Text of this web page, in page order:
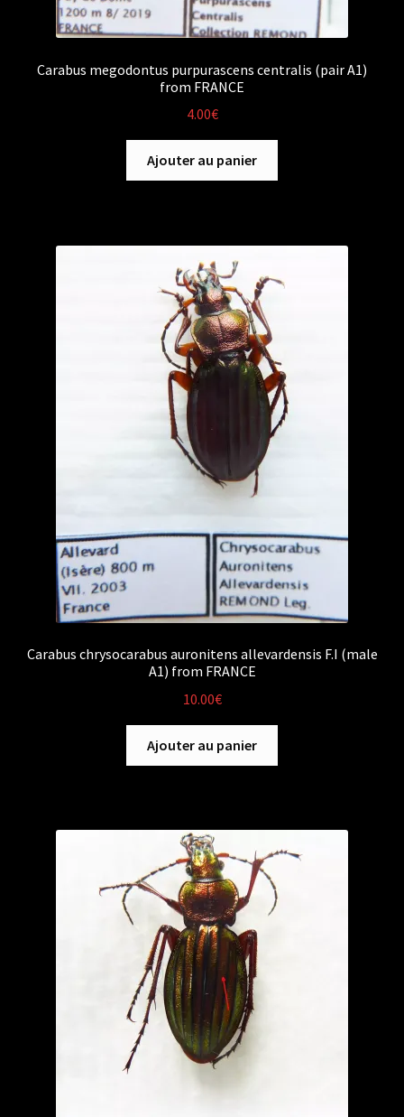
Carabus megodontus purpurascens centralis (pair A1)
from FRANCE
4.00€
Ajouter au panier
Carabus chrysocarabus auronitens allevardensis F.I (male
A1) from FRANCE
10.00€
Ajouter au panier